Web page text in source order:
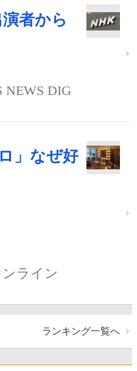
者から
NEWS DIG
」なぜ好
ライン
ランキング一覧へ